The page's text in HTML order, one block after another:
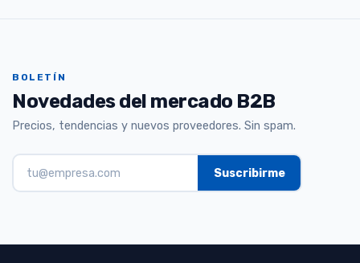
BOLETÍN
Novedades del mercado B2B
Precios, tendencias y nuevos proveedores. Sin spam.